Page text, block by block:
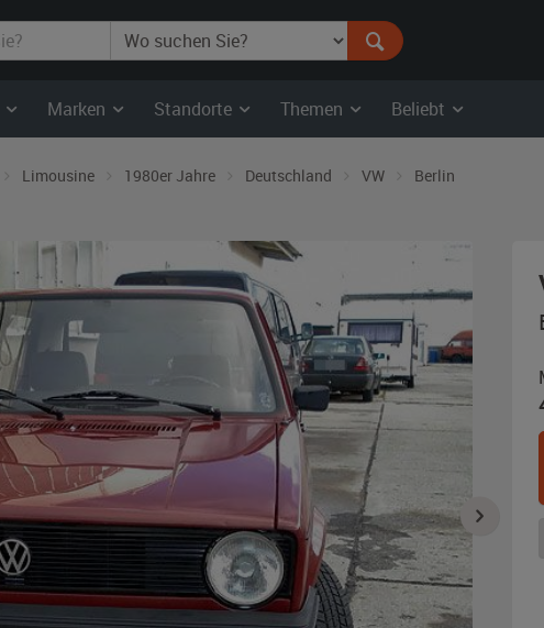
Marken Standorte Themen Beliebt
Limousine 1980er Jahre Deutschland VW Berlin